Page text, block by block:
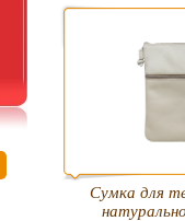
Сумка для